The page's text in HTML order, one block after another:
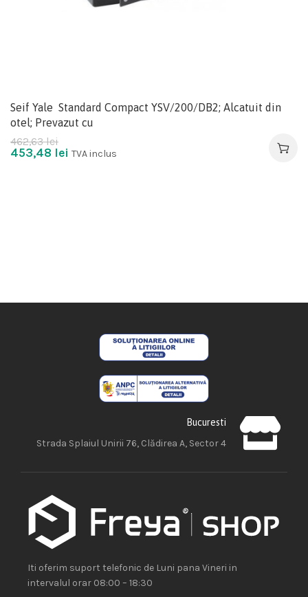
Seif Yale Standard Compact YSV/200/DB2; Alcatuit din
otel; Prevazut cu
462,63lei
453,48 lei TVA inclus
Bucuresti
Strada Splaiul Unirii 76, Clădirea A, Sector 4
Iti oferim suport telefonic de Luni pana Vineri in
intervalul orar 08:00 – 18:30